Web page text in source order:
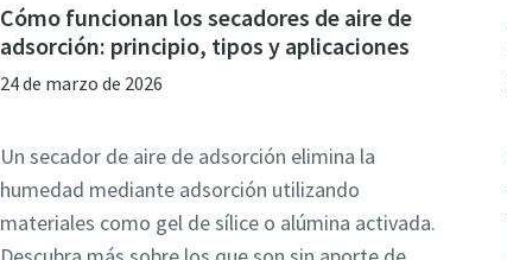
Cómo funcionan los secadores de aire de
adsorción: principio, tipos y aplicaciones
24 de marzo de 2026
Un secador de aire de adsorción elimina la
humedad mediante adsorción utilizando
materiales como gel de sílice o alúmina activada.